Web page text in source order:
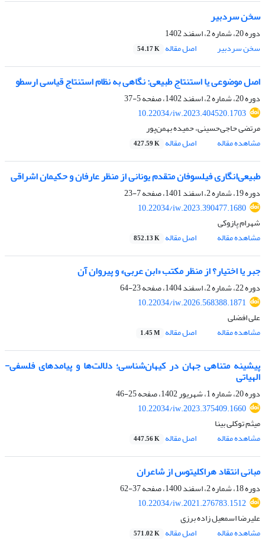
سخن سردبیر
دوره 20، شماره 2، اسفند 1402
سخن سردبیر
اصل مقاله 54.17 K
اصل موضوعی یا استنتاج طبیعی: نگاهی به نظام استنتاج قیاسی ارسطو
دوره 20، شماره 2، اسفند 1402، صفحه
5-37
10.22034/iw.2023.404520.1703
مرتضی حاجی‌حسینی، حمیده بهمن‌پور
مشاهده مقاله
اصل مقاله 427.59 K
طبیعی‌‏انگاری فیلسوفان متقدم یونانی از منظر عارفان و حکیمان اشراقی
دوره 19، شماره 2، اسفند 1401، صفحه
7-23
10.22034/iw.2023.390477.1680
شهرام پازوکی
مشاهده مقاله
اصل مقاله 852.13 K
جبر یا اختیار؟ از منظر مکتب «ابن عربی» و پیروان آن
دوره 22، شماره 2، اسفند 1404، صفحه
23-64
10.22034/iw.2026.568388.1871
علی افضلی
مشاهده مقاله
اصل مقاله 1.45 M
پیشینه متناهی جهان در کیهان‌شناسی؛ دلالت‌ها و پیامدهای فلسفی-
الهیاتی
دوره 20، شماره 1، شهریور 1402، صفحه
25-46
10.22034/iw.2023.375409.1660
میثم توکلی بینا
مشاهده مقاله
اصل مقاله 447.56 K
مبانی انتقاد هراکلیتوس از شاعران
دوره 18، شماره 2، اسفند 1400، صفحه
37-62
10.22034/iw.2021.276783.1512
علیرضا اسمعیل زاده برزی
مشاهده مقاله
اصل مقاله 571.02 K